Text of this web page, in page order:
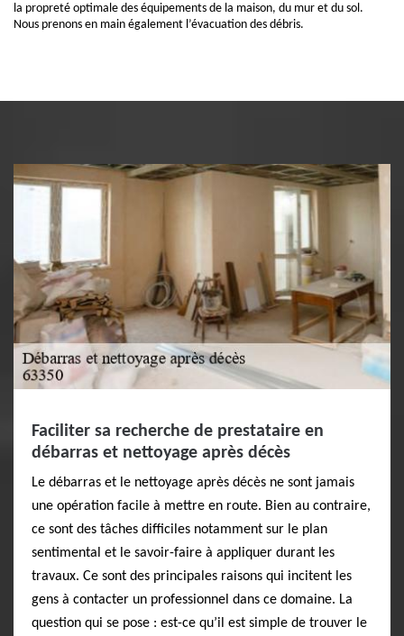
la propreté optimale des équipements de la maison, du mur et du sol.
Nous prenons en main également l’évacuation des débris.
Faciliter sa recherche de prestataire en
débarras et nettoyage après décès
Le débarras et le nettoyage après décès ne sont jamais
une opération facile à mettre en route. Bien au contraire,
ce sont des tâches difficiles notamment sur le plan
sentimental et le savoir-faire à appliquer durant les
travaux. Ce sont des principales raisons qui incitent les
gens à contacter un professionnel dans ce domaine. La
question qui se pose : est-ce qu’il est simple de trouver le